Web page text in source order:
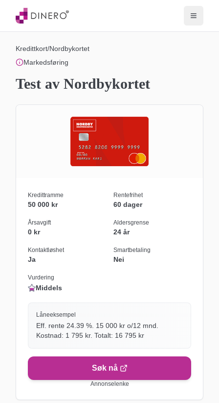
Kredittkort/Nordbykortet
Markedsføring
Test av Nordbykortet
Kredittramme
50 000 kr
Rentefrihet
60 dager
Årsavgift
0 kr
Aldersgrense
24 år
Kontaktløshet
Ja
Smartbetaling
Nei
Vurdering
Middels
Låneeksempel
Eff. rente 24.39 %. 15 000 kr o/12 mnd.
Kostnad: 1 795 kr. Totalt: 16 795 kr
Søk nå
Annonselenke